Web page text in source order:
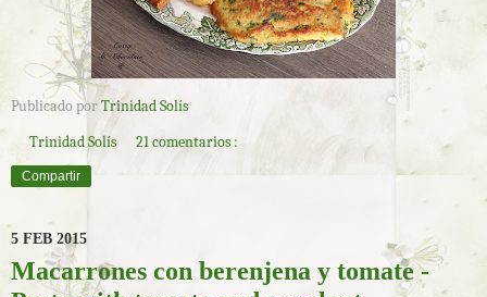
Publicado porTrinidad Solís
Trinidad Solís
21 comentarios :
Compartir
5 FEB 2015
Macarrones con berenjena y tomate -